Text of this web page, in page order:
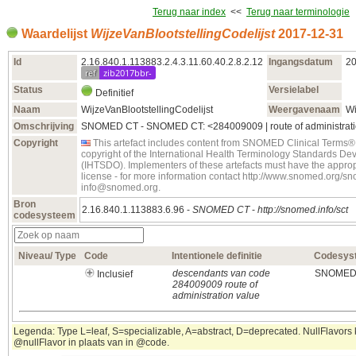
Terug naar index << Terug naar terminologie
Waardelijst WijzeVanBlootstellingCodelijst2017‑12‑31
Id 2.16.840.1.113883.2.4.3.11.60.40.2.8.2.12
ref zib2017bbr-
Ingangsdatum
Status Definitief
Versielabel
Naam
WijzeVanBlootstellingCodelijst Weergavenaam
Omschrijving
SNOMED CT - SNOMED CT: <284009009 | route of
Copyright
This artefact includes content from SNOMED Clinical
copyright of the International Health Terminology Standards
(IHTSDO). Implementers of these artefacts must have the
license - for more information contact http://www.snomed.org/
info@snomed.org.
Bron
codesysteem
2.16.840.1.113883.6.96 - SNOMED CT- http://snomed.info/sct
Niveau/ Type Code Intentionele definitie
Inclusief
descendants van code
284009009 route of
administration value
Legenda: Type L=leaf, S=specializable, A=abstract, D=deprecated. NullFlavors
@nullFlavor in plaats van in @code.